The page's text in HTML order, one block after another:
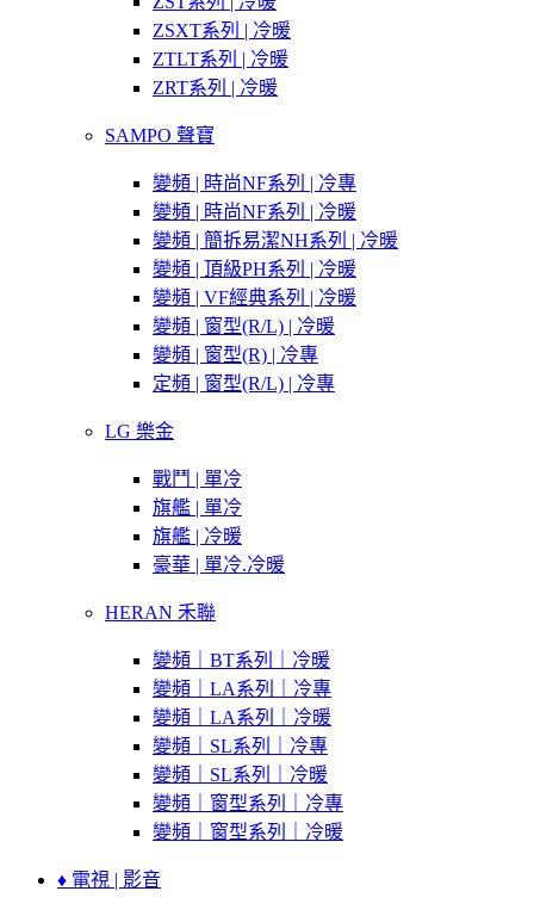
ZSXT系列 | 冷暖
ZTLT系列 | 冷暖
ZRT系列 | 冷暖
SAMPO 聲寶
變頻 | 時尚NF系列 | 冷專
變頻 | 時尚NF系列 | 冷暖
變頻 | 簡拆易潔NH系列 | 冷暖
變頻 | 頂級PH系列 | 冷暖
變頻 | VF經典系列 | 冷暖
變頻 | 窗型(R/L) | 冷暖
變頻 | 窗型(R) | 冷專
定頻 | 窗型(R/L) | 冷專
LG 樂金
戰鬥 | 單冷
旗艦 | 單冷
旗艦 | 冷暖
豪華 | 單冷.冷暖
HERAN 禾聯
變頻｜BT系列｜冷暖
變頻｜LA系列｜冷專
變頻｜LA系列｜冷暖
變頻｜SL系列｜冷專
變頻｜SL系列｜冷暖
變頻｜窗型系列｜冷專
變頻｜窗型系列｜冷暖
♦ 電視 | 影音